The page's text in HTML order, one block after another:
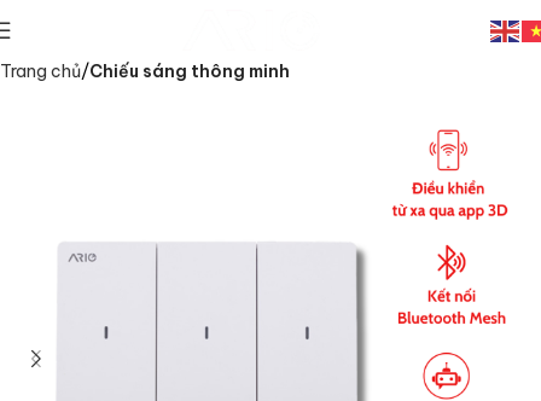
Trang chủ Chiếu sáng thông minh